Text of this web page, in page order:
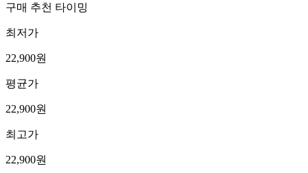
구매 추천 타이밍
최저가
22,900원
평균가
22,900원
최고가
22,900원